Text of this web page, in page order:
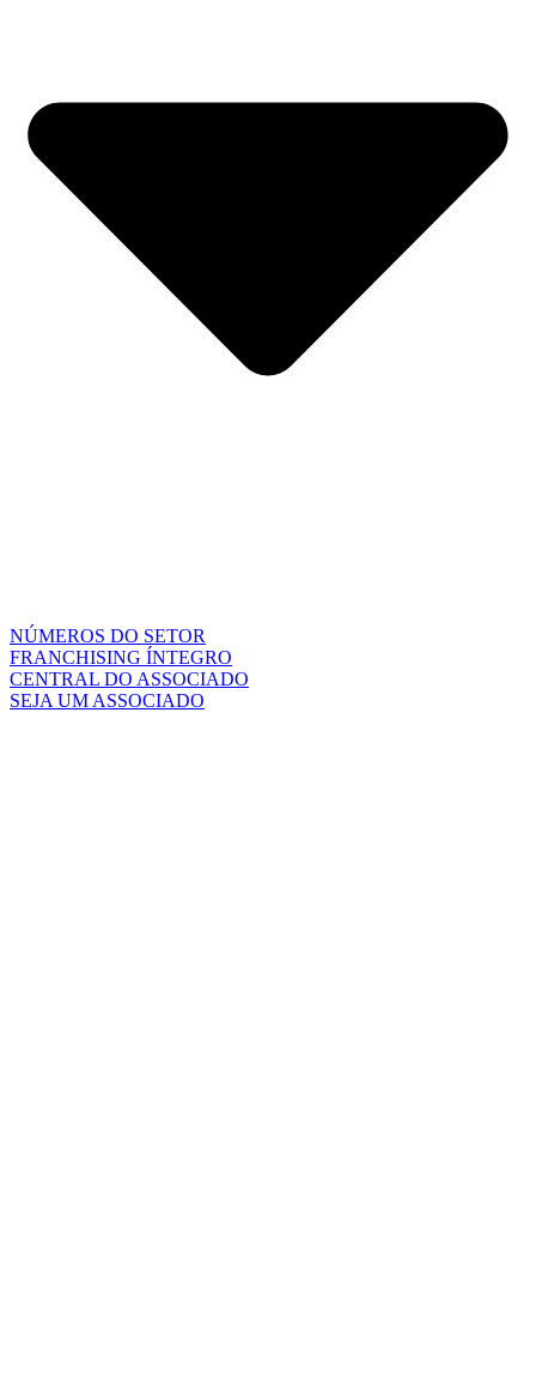
NÚMEROS DO SETOR
FRANCHISING ÍNTEGRO
CENTRAL DO ASSOCIADO
SEJA UM ASSOCIADO